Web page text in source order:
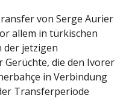
von Serge Aurier
allem in türkischen
der jetzigen
die den Ivorer
in Verbindung
Transferperiode